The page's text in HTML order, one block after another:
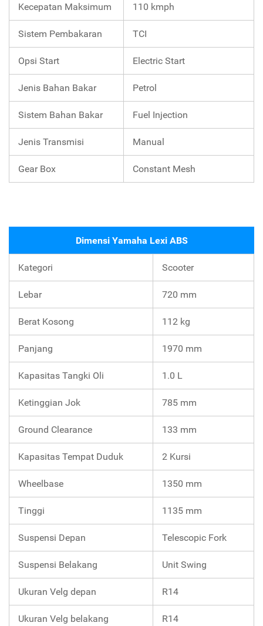
Kecepatan Maksimum 110 kmph
Sistem Pembakaran TCI
Opsi Start Electric Start
Jenis Bahan Bakar Petrol
Sistem Bahan Bakar Fuel Injection
Jenis Transmisi Manual
Gear Box Constant Mesh
Dimensi Yamaha Lexi ABS
Kategori Scooter
Lebar 720 mm
Berat Kosong 112 kg
Panjang 1970 mm
Kapasitas Tangki Oli 1.0 L
Ketinggian Jok 785 mm
Ground Clearance 133 mm
Kapasitas Tempat Duduk 2 Kursi
Wheelbase 1350 mm
Tinggi 1135 mm
Suspensi Depan Telescopic Fork
Suspensi Belakang Unit Swing
Ukuran Velg depan R14
Ukuran Velg belakang R14